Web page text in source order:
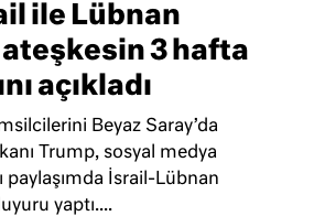
ile Lübnan
ateşkesin 3 hafta
açıkladı
Beyaz Saray’da
Trump, sosyal medya
paylaşımda İsrail-Lübnan
yaptı....